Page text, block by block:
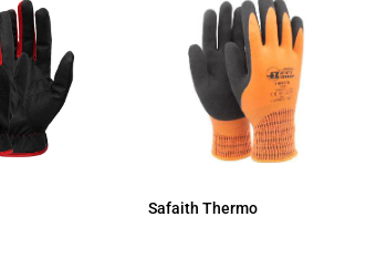
Safaith Thermo